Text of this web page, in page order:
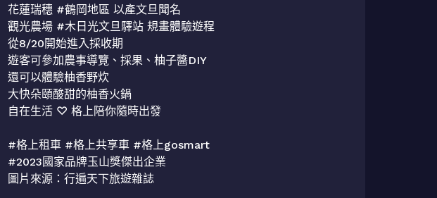
花蓮瑞穗 #鶴岡地區 以產文旦聞名
觀光農場 #木日光文旦驛站 規畫體驗遊程
從8/20開始進入採收期
遊客可參加農事導覽、採果、柚子醬DIY
還可以體驗柚香野炊
大快朵頤酸甜的柚香火鍋
自在生活 ♡ 格上陪你隨時出發
#格上租車 #格上共享車 #格上gosmart
#2023國家品牌玉山獎傑出企業